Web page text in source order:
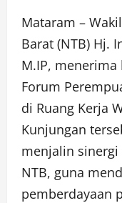
Mataram –
Barat (NTB) Hj.
M.IP,
Forum
di Ruang Kerja
Kunjungan
menjalin sinergi
NTB, guna
pemberdayaan